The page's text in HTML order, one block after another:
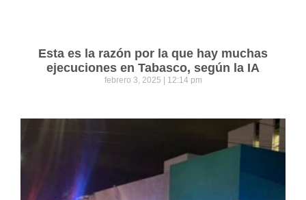
Esta es la razón por la que hay muchas
ejecuciones en Tabasco, según la IA
febrero 3, 2025 12:14 pm